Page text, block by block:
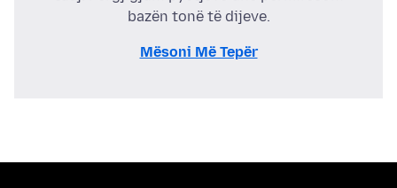
bazën tonë të dijeve.
Mësoni Më Tepër